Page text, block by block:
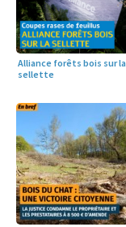
Alliance forêts bois sur la
sellette